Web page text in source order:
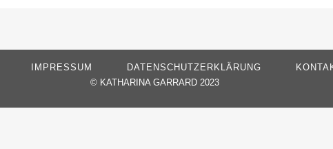
IMPRESSUM DATENSCHUTZERKLÄRUNG
© KATHARINA GARRARD 2023